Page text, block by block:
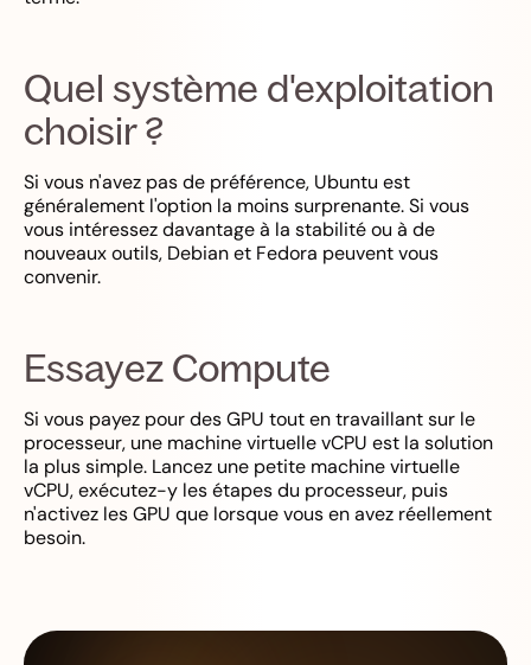
Quel système d'exploitation
choisir ?
Si vous n'avez pas de préférence, Ubuntu est
généralement l'option la moins surprenante. Si vous
vous intéressez davantage à la stabilité ou à de
nouveaux outils, Debian et Fedora peuvent vous
convenir.
Essayez Compute
Si vous payez pour des GPU tout en travaillant sur le
processeur, une machine virtuelle vCPU est la solution
la plus simple. Lancez une petite machine virtuelle
vCPU, exécutez-y les étapes du processeur, puis
n'activez les GPU que lorsque vous en avez réellement
besoin.